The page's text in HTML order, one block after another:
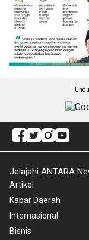
Jelajahi ANTARA
Artikel
Kabar Daerah
Internasional
Bisnis